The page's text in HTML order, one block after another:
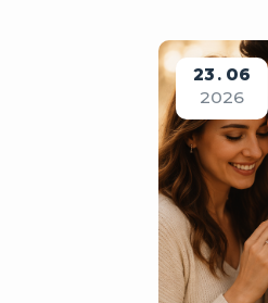
23
06
2026